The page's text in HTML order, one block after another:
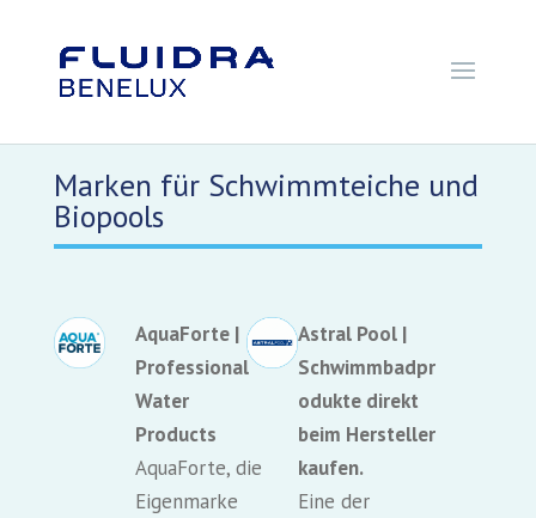
Marken für Schwimmteiche und
Biopools
AquaForte |
Professional
Water
Products
AquaForte, die
Eigenmarke
Astral Pool |
Schwimmbadpr
odukte direkt
beim Hersteller
kaufen.
Eine der